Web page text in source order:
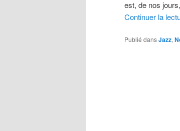
est, de nos
Continuer la
Publié dansJazz,